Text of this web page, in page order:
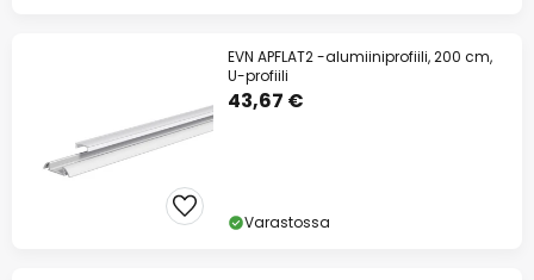
EVN APFLAT2 -alumiiniprofiili, 200 cm,
U-profiili
43,67 €
Varastossa